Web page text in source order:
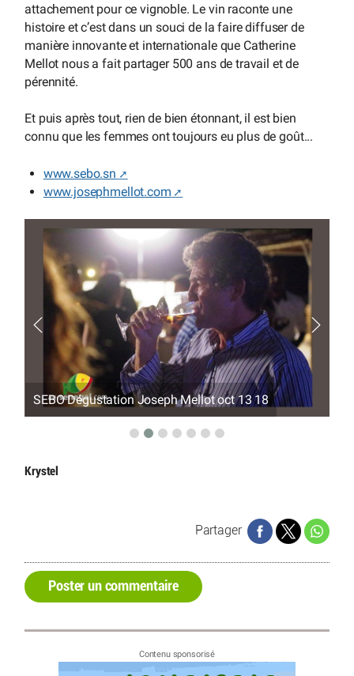
attachement pour ce vignoble. Le vin raconte une
histoire et c’est dans un souci de la faire diffuser de
manière innovante et internationale que Catherine
Mellot nous a fait partager 500 ans de travail et de
pérennité.
Et puis après tout, rien de bien étonnant, il est bien
connu que les femmes ont toujours eu plus de goût...
www.sebo.sn
www.josephmellot.com
SEBO Dégustation Joseph Mellot oct 13 18
Krystel
Partager
Poster un commentaire